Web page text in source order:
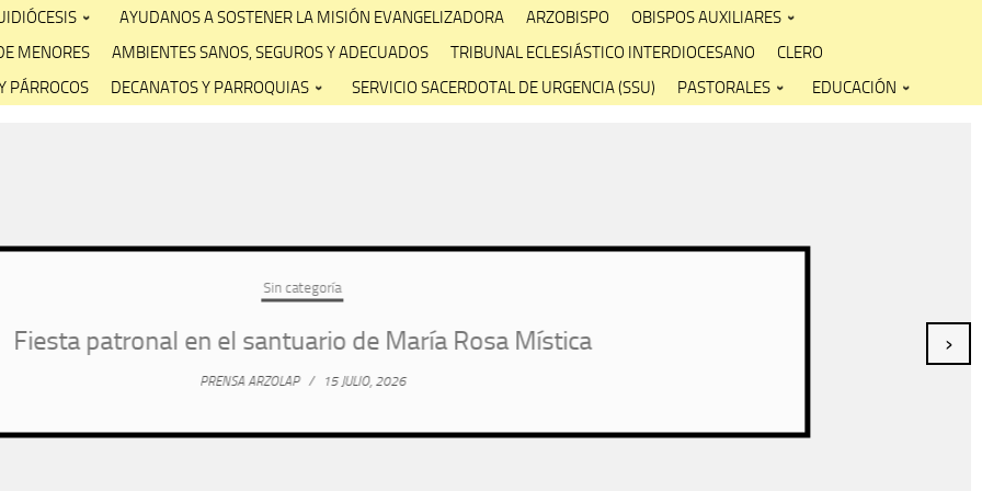
AYUDANOS A SOSTENER LA MISIÓN EVANGELIZADORA ARZOBISPO
OBISPOS AUXILIARES
MENORES
AMBIENTES SANOS, SEGUROS Y ADECUADOS TRIBUNAL ECLESIÁSTICO INTERDIOCESANO
CLERO
PÁRROCOS
DECANATOS Y PARROQUIAS SERVICIO SACERDOTAL DE URGENCIA (SSU) PASTORALES EDUCACIÓN
Sin categoría
patronal en el santuario de María Rosa Mística
PRENSA ARZOLAP / 15 JULIO, 2026
›